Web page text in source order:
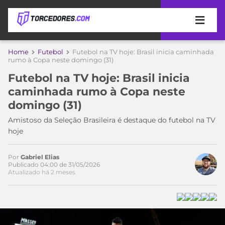
APOSTAS
DE
APOSTA
MELHORES
DE
APOSTAS
2026
COPA
DO
MUNDO
TIMES
MEU
TIME
CAMPEONATOS
Home Futebol
Futebol na TV hoje: Brasil inicia caminhada
rumo à Copa neste domingo (31)
Futebol na TV hoje: Brasil inicia
caminhada rumo à Copa neste
domingo (31)
Amistoso da Seleção Brasileira é destaque do futebol na TV
hoje
Por Gabriel Elias
Publicado 04:00 de 31/05/2026
Atualizado há 2 meses